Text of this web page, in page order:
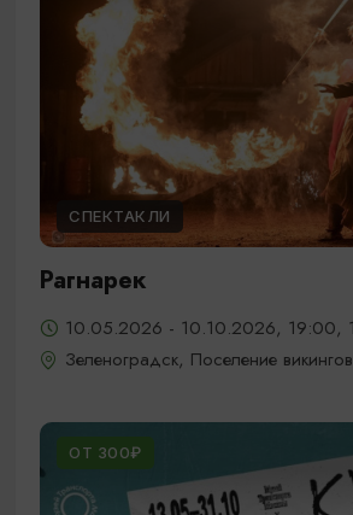
СПЕКТАКЛИ
Рагнарек
10.05.2026 - 10.10.2026, 19:00,
Зеленоградск, Поселение
ОТ 300₽